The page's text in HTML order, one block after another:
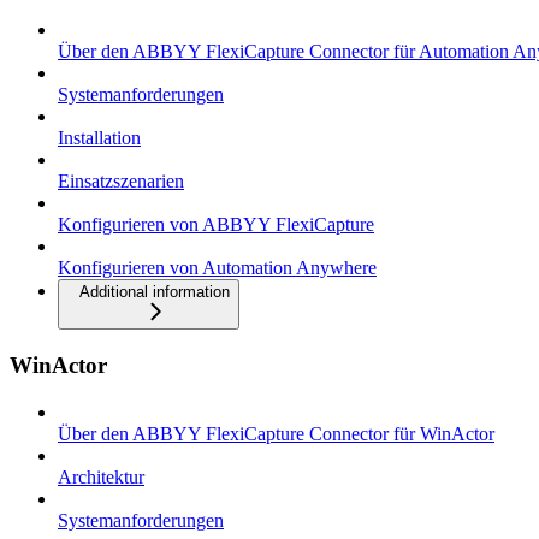
Über den ABBYY FlexiCapture Connector für Automation
Systemanforderungen
Installation
Einsatzszenarien
Konfigurieren von ABBYY FlexiCapture
Konfigurieren von Automation Anywhere
Additional information
WinActor
Über den ABBYY FlexiCapture Connector für WinActor
Architektur
Systemanforderungen